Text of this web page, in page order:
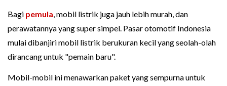
Bagi pemula, mobil listrik juga jauh lebih murah, dan
perawatannya yang super simpel. Pasar otomotif Indonesia
mulai dibanjiri mobil listrik berukuran kecil yang seolah-olah
dirancang untuk "pemain baru".
Mobil-mobil ini menawarkan paket yang sempurna untuk